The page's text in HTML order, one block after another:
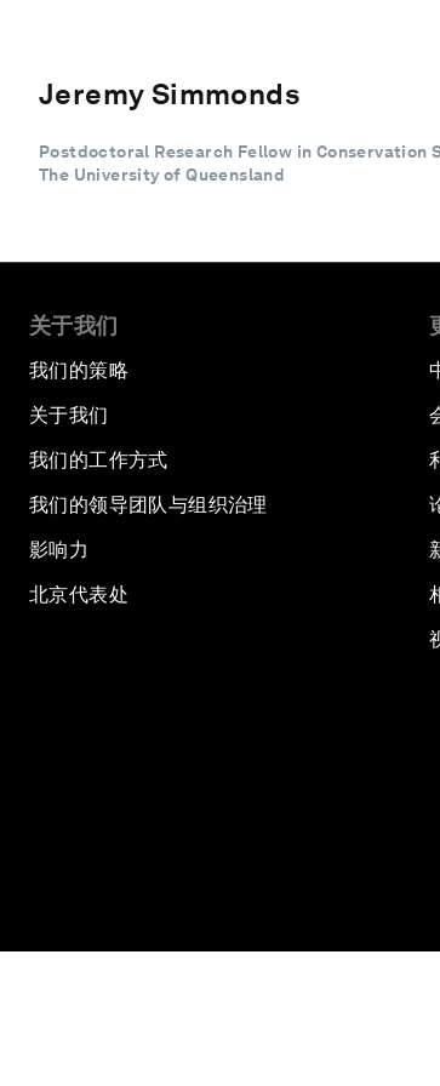
Jeremy Simmonds
Postdoctoral Research Fellow in Conservation
The University of Queensland
关于我们
我们的策略
关于我们
我们的工作方式
我们的领导团队与组织治理
影响力
北京代表处